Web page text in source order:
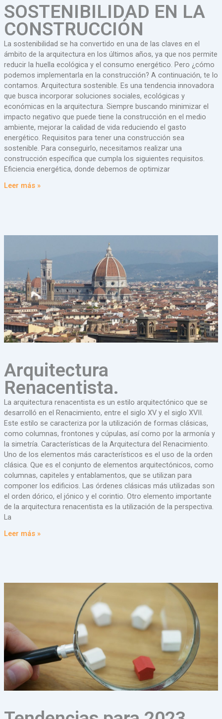
SOSTENIBILIDAD EN LA
CONSTRUCCIÓN
La sostenibilidad se ha convertido en una de las claves en el
ámbito de la arquitectura en los últimos años, ya que nos permite
reducir la huella ecológica y el consumo energético. Pero ¿cómo
podemos implementarla en la construcción? A continuación, te lo
contamos. Arquitectura sostenible. Es una tendencia innovadora
que busca incorporar soluciones sociales, ecológicas y
económicas en la arquitectura. Siempre buscando minimizar el
impacto negativo que puede tiene la construcción en el medio
ambiente, mejorar la calidad de vida reduciendo el gasto
energético. Requisitos para tener una construcción sea
sostenible. Para conseguirlo, necesitamos realizar una
construcción específica que cumpla los siguientes requisitos.
Eficiencia energética, donde debemos de optimizar
Leer más »
Arquitectura
Renacentista.
La arquitectura renacentista es un estilo arquitectónico que se
desarrolló en el Renacimiento, entre el siglo XV y el siglo XVII.
Este estilo se caracteriza por la utilización de formas clásicas,
como columnas, frontones y cúpulas, así como por la armonía y
la simetría. Características de la Arquitectura del Renacimiento.
Uno de los elementos más característicos es el uso de la orden
clásica. Que es el conjunto de elementos arquitectónicos, como
columnas, capiteles y entablamentos, que se utilizan para
componer los edificios. Las órdenes clásicas más utilizadas son
el orden dórico, el jónico y el corintio. Otro elemento importante
de la arquitectura renacentista es la utilización de la perspectiva.
La
Leer más »